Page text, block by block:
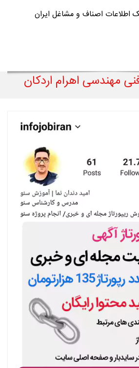
اطلاعات اصناف و مشاغل ایران
مهندسی اهرام اردکان